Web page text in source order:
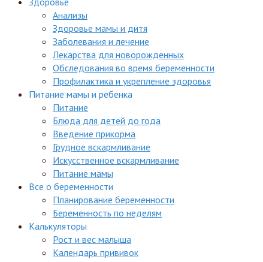
Анализы
Здоровье мамы и дитя
Заболевания и лечение
Лекарства для новорожденных
Обследования во время беременности
Профилактика и укрепление здоровья
Питание мамы и ребенка
Питание
Блюда для детей до года
Введение прикорма
Грудное вскармливание
Искусственное вскармливание
Питание мамы
Все о беременности
Планирование беременности
Беременность по неделям
Калькуляторы
Рост и вес малыша
Календарь прививок